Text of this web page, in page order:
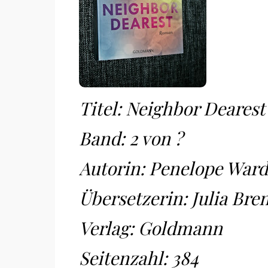
Titel: Neighbor Dearest
Band: 2 von ?
Autorin: Penelope Ward
Übersetzerin: Julia
Verlag: Goldmann
Seitenzahl: 384